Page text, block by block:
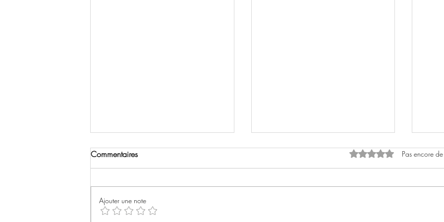
Communication minimale
Commentaires Noté 0 étoile sur 5.
Pas encore
Ajouter une note